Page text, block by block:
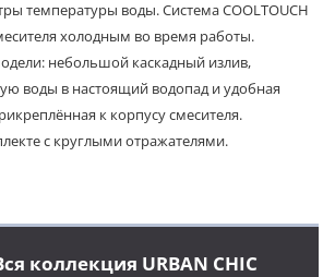
коллекция URBAN CHIC
температуры воды. Система COOLTOUCH
холодным во время работы.
небольшой каскадный излив,
воды в настоящий водопад и удобная
к корпусу смесителя.
с круглыми отражателями.